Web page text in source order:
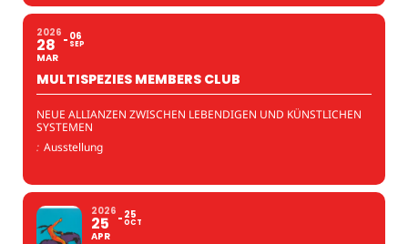
2026
28
MAR
06
SEP
MULTISPEZIES MEMBERS CLUB
NEUE ALLIANZEN ZWISCHEN LEBENDIGEN UND KÜNSTLICHEN
SYSTEMEN
: Ausstellung
2026
25
APR
25
OCT